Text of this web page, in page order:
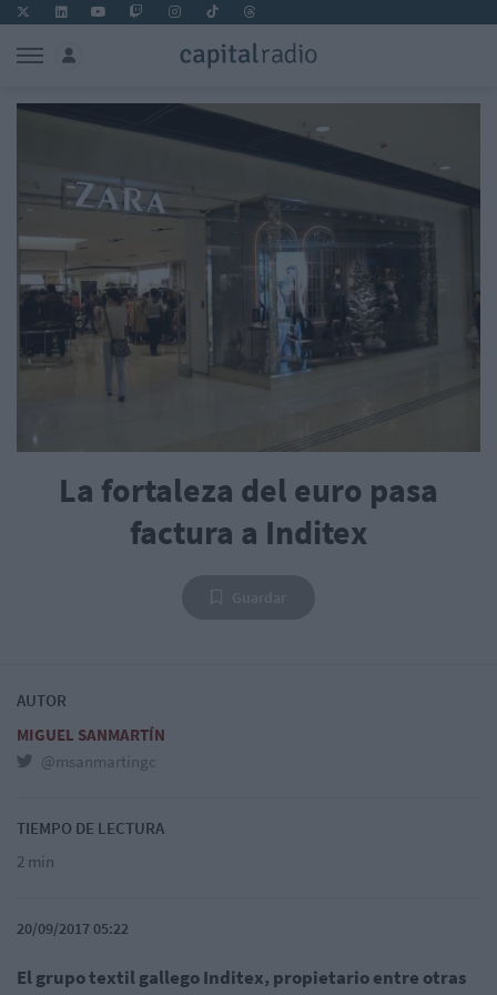
La fortaleza del euro pasa
factura a Inditex
AUTOR
MIGUEL SANMARTÍN
@msanmartingc
TIEMPO DE LECTURA
2 min
20/09/2017 05:22
El grupo textil gallego Inditex, propietario entre otras